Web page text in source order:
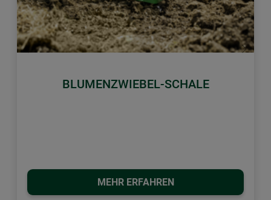
BLUMENZWIEBEL-SCHALE
MEHR ERFAHREN
Zurück Weiter